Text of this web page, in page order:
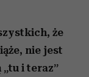
że
nie jest
i teraz”